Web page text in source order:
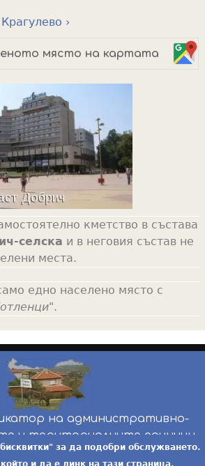
Крагулево ›
място на картата
кметство в състава
селска и в неговия състав не
места.
едно населено място с
".
на административно-
и териториалните единици
-ekatte.com-условия за
за да подобри обслужването.
и да е линк на тази страница,